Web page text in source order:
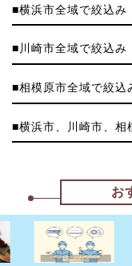
■横浜市全域で絞込み
■川崎市全域で絞込み
■相模原市全域で絞込
■横浜市、川崎市、相
お